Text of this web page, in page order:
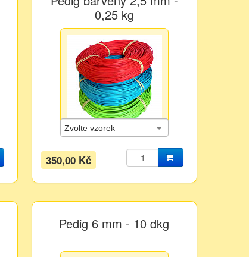
0,25 kg
350,00 Kč
Pedig 6 mm - 10 dkg